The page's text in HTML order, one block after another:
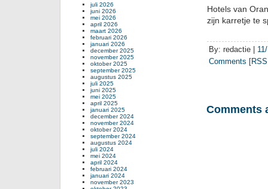
Hotels van
zijn karretje te
By: redactie |
Comments
Comments
juli 2026
juni 2026
mei 2026
april 2026
maart 2026
februari 2026
januari 2026
december 2025
november 2025
oktober 2025
september 2025
augustus 2025
juli 2025
juni 2025
mei 2025
april 2025
januari 2025
december 2024
november 2024
oktober 2024
september 2024
augustus 2024
juli 2024
mei 2024
april 2024
februari 2024
januari 2024
november 2023